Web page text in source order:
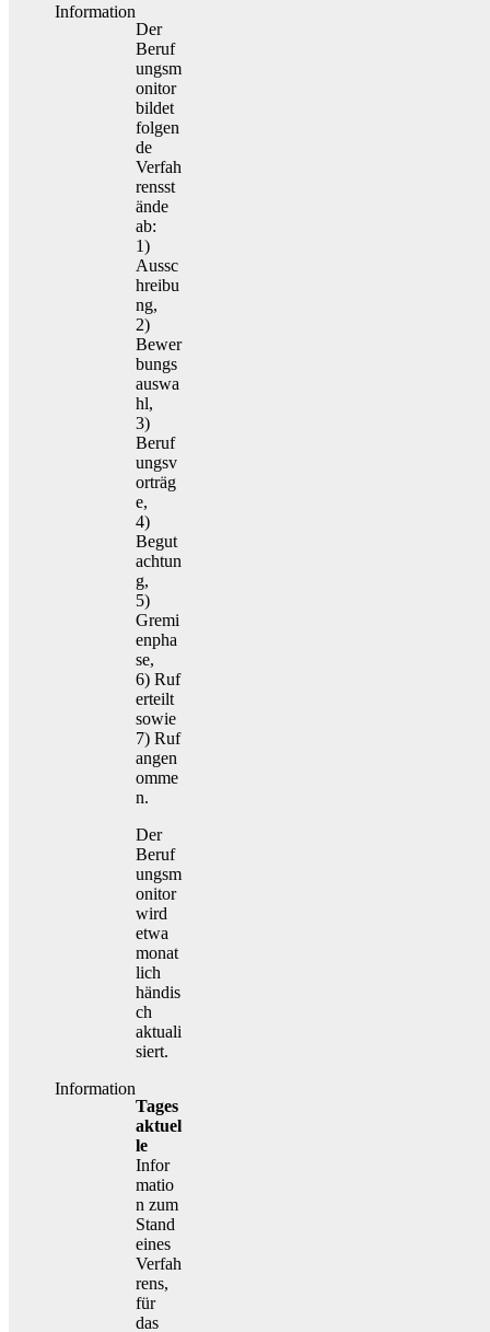
Information
Der
Beruf
ungsm
onitor
bildet
folgen
de
Verfah
rensst
ände
ab:
1)
Aussc
hreibu
ng,
2)
Bewer
bungs
auswa
hl,
3)
Beruf
ungsv
orträg
e,
4)
Begut
achtun
g,
5)
Gremi
enpha
se,
6) Ruf
erteilt
sowie
7) Ruf
angen
omme
n.
Der
Beruf
ungsm
onitor
wird
etwa
monat
lich
händis
ch
aktuali
siert.
Information
Tages
aktuel
le
Infor
matio
n zum
Stand
eines
Verfah
rens,
für
das